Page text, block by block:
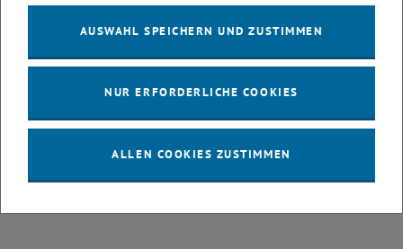
http: www.tuwien.ac.at semesterstart
_blank>www.tuwien.ac.at/semesterstart
Lehrveranstaltungsseiten!
einerseits die Kolleginnen und Kollegen vor Ort ansprechbar bzw.
können Sie uns via <link>semesterstart@tuwien.ac.at kontaktieren.
AUSWAHL SPEICHERN UND ZUSTIMMEN
NUR ERFORDERLICHE COOKIES
ALLEN COOKIES ZUSTIMMEN